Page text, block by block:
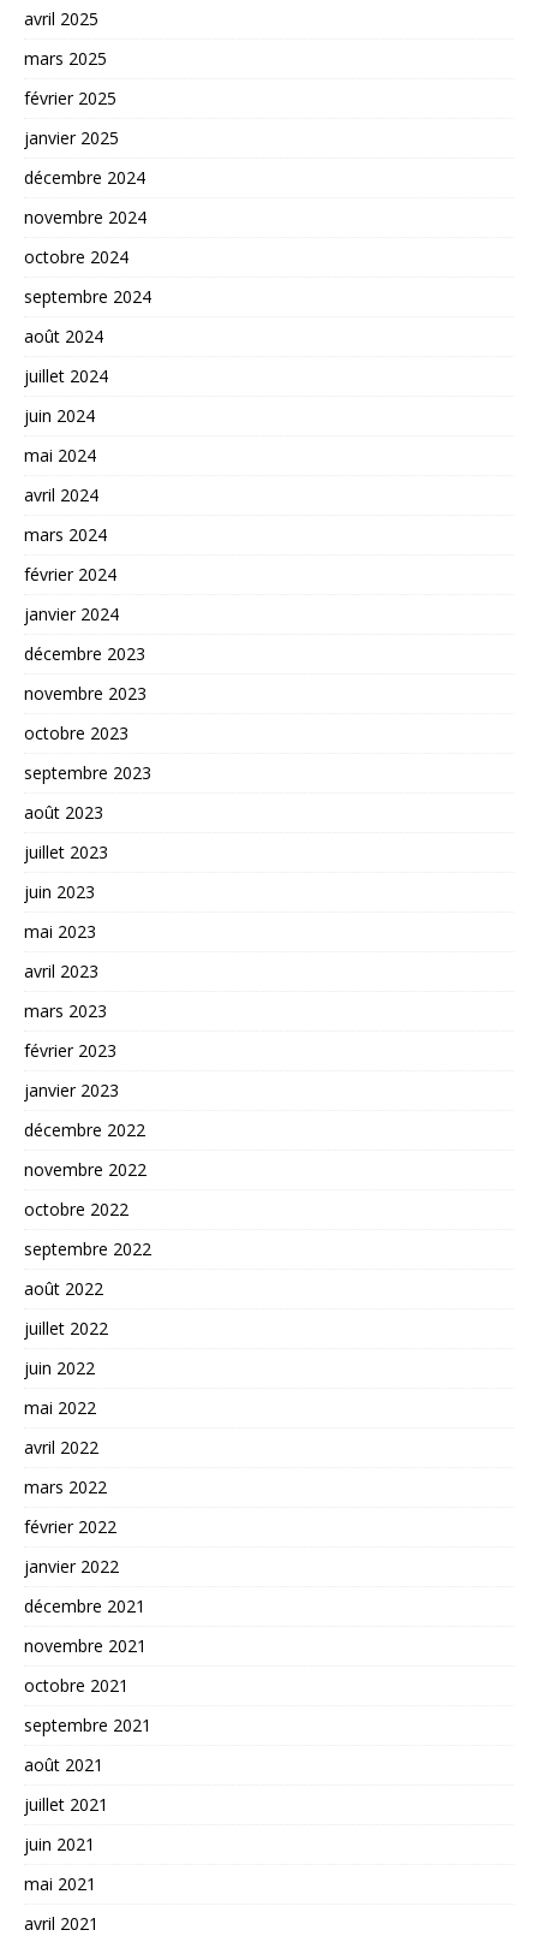
avril 2025
mars 2025
février 2025
janvier 2025
décembre 2024
novembre 2024
octobre 2024
septembre 2024
août 2024
juillet 2024
juin 2024
mai 2024
avril 2024
mars 2024
février 2024
janvier 2024
décembre 2023
novembre 2023
octobre 2023
septembre 2023
août 2023
juillet 2023
juin 2023
mai 2023
avril 2023
mars 2023
février 2023
janvier 2023
décembre 2022
novembre 2022
octobre 2022
septembre 2022
août 2022
juillet 2022
juin 2022
mai 2022
avril 2022
mars 2022
février 2022
janvier 2022
décembre 2021
novembre 2021
octobre 2021
septembre 2021
août 2021
juillet 2021
juin 2021
mai 2021
avril 2021